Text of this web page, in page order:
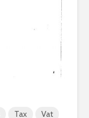
Tax
Vat
උණුසුම්
බැවින්
සමාගම
නැමීමේ
එළිදක්වයි.